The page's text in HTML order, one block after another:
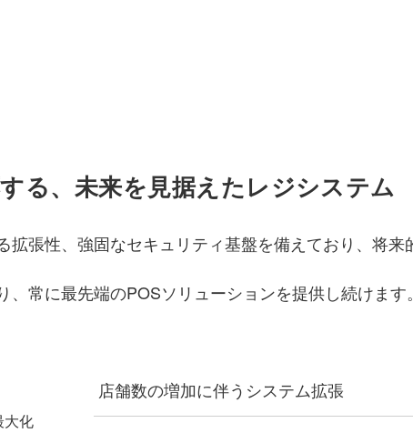
る、未来を見据えたレジシステム
拡張性、強固なセキュリティ基盤を備えており、将
常に最先端のPOSソリューションを提供し続けます。
大化
店舗数の増加に伴うシステム拡張